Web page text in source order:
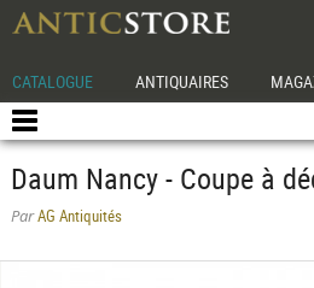
CATALOGUE ANTIQUAIRES
Daum Nancy - Coupe à
ParAG Antiquités